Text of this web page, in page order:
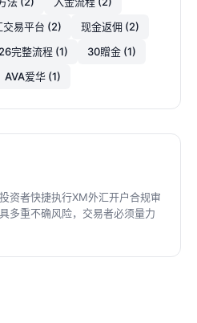
交易平台 (2)
现金返佣 (2)
完整流程 (1)
30贈金 (1)
AVA爱华 (1)
资者快捷执行XM外汇开户合规审
多重不确风险，交易者必须量力